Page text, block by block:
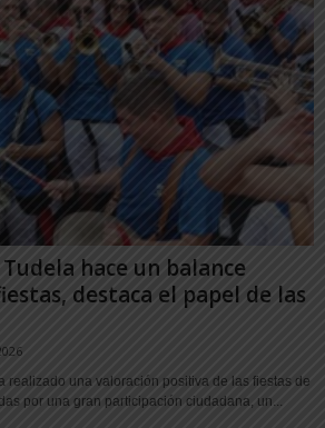
Tudela hace un balance
destaca el papel de las
realizado una valoración positiva de las fiestas de
por una gran participación ciudadana, un...